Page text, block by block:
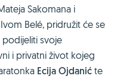
Sakomana i
Belé, pridružit će se
podijeliti svoje
i privatni život kojeg
Ecija Ojdanić te